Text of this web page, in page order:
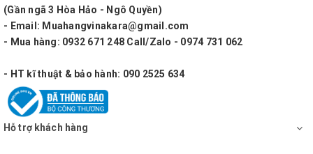
+ Tích hợp 2 bộ tạo hiệu ứng tiếng vang (Echo)cho
chất âm dày và sống động hơn
+ Kết nối Bluetooth, AV, Optical, USB
+ Tích hợp các hiệu ứng âm thanh vui nhộn, thú vị
(Gần ngã 3 Hòa Hảo - Ngô Quyền)
- Email: Muahangvinakara@gmail.com
- Mua hàng: 0932 671 248 Call/Zalo - 0974 731 062
- HT kĩ thuật & bảo hành: 090 2525 634
Hỗ trợ khách hàng